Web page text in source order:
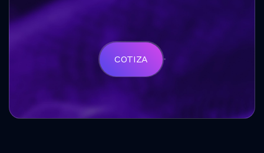
COTIZA